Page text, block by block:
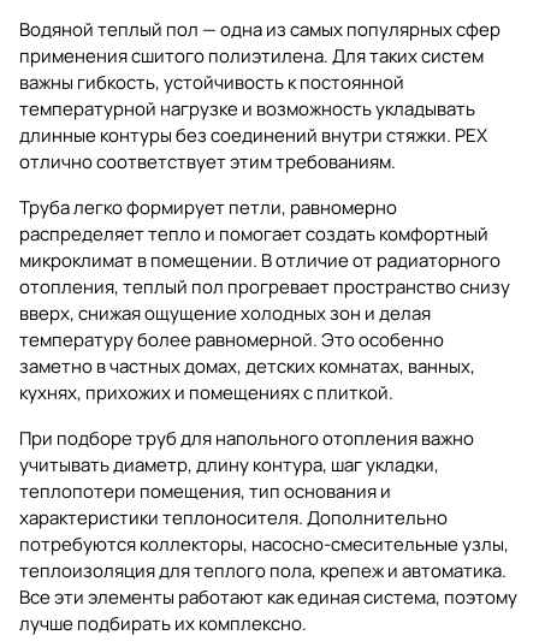
Водяной теплый пол — одна из самых популярных сфер
применения сшитого полиэтилена. Для таких систем
важны гибкость, устойчивость к постоянной
температурной нагрузке и возможность укладывать
длинные контуры без соединений внутри стяжки. PEX
отлично соответствует этим требованиям.
Труба легко формирует петли, равномерно
распределяет тепло и помогает создать комфортный
микроклимат в помещении. В отличие от радиаторного
отопления, теплый пол прогревает пространство снизу
вверх, снижая ощущение холодных зон и делая
температуру более равномерной. Это особенно
заметно в частных домах, детских комнатах, ванных,
кухнях, прихожих и помещениях с плиткой.
При подборе труб для напольного отопления важно
учитывать диаметр, длину контура, шаг укладки,
теплопотери помещения, тип основания и
характеристики теплоносителя. Дополнительно
потребуютсяколлекторы, насосно-смесительные узлы,
теплоизоляция для теплого пола, крепеж и автоматика.
Все эти элементы работают как единая система, поэтому
лучше подбирать их комплексно.